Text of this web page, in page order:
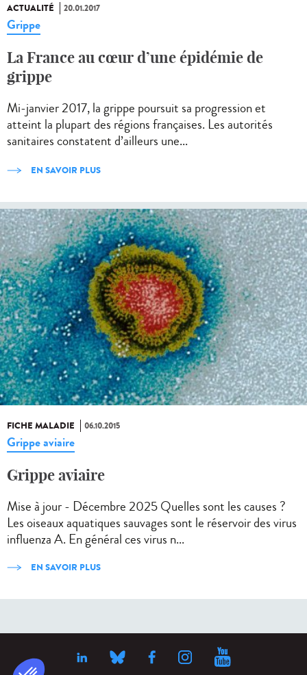
ACTUALITÉ 20.01.2017
Grippe
La France au cœur d’une épidémie de
grippe
Mi-janvier 2017, la grippe poursuit sa progression et
atteint la plupart des régions françaises. Les autorités
sanitaires constatent d’ailleurs une...
EN SAVOIR PLUS
FICHE MALADIE 06.10.2015
Grippe aviaire
Grippe aviaire
Mise à jour - Décembre 2025 Quelles sont les causes ?
Les oiseaux aquatiques sauvages sont le réservoir des virus
influenza A. En général ces virus n...
EN SAVOIR PLUS